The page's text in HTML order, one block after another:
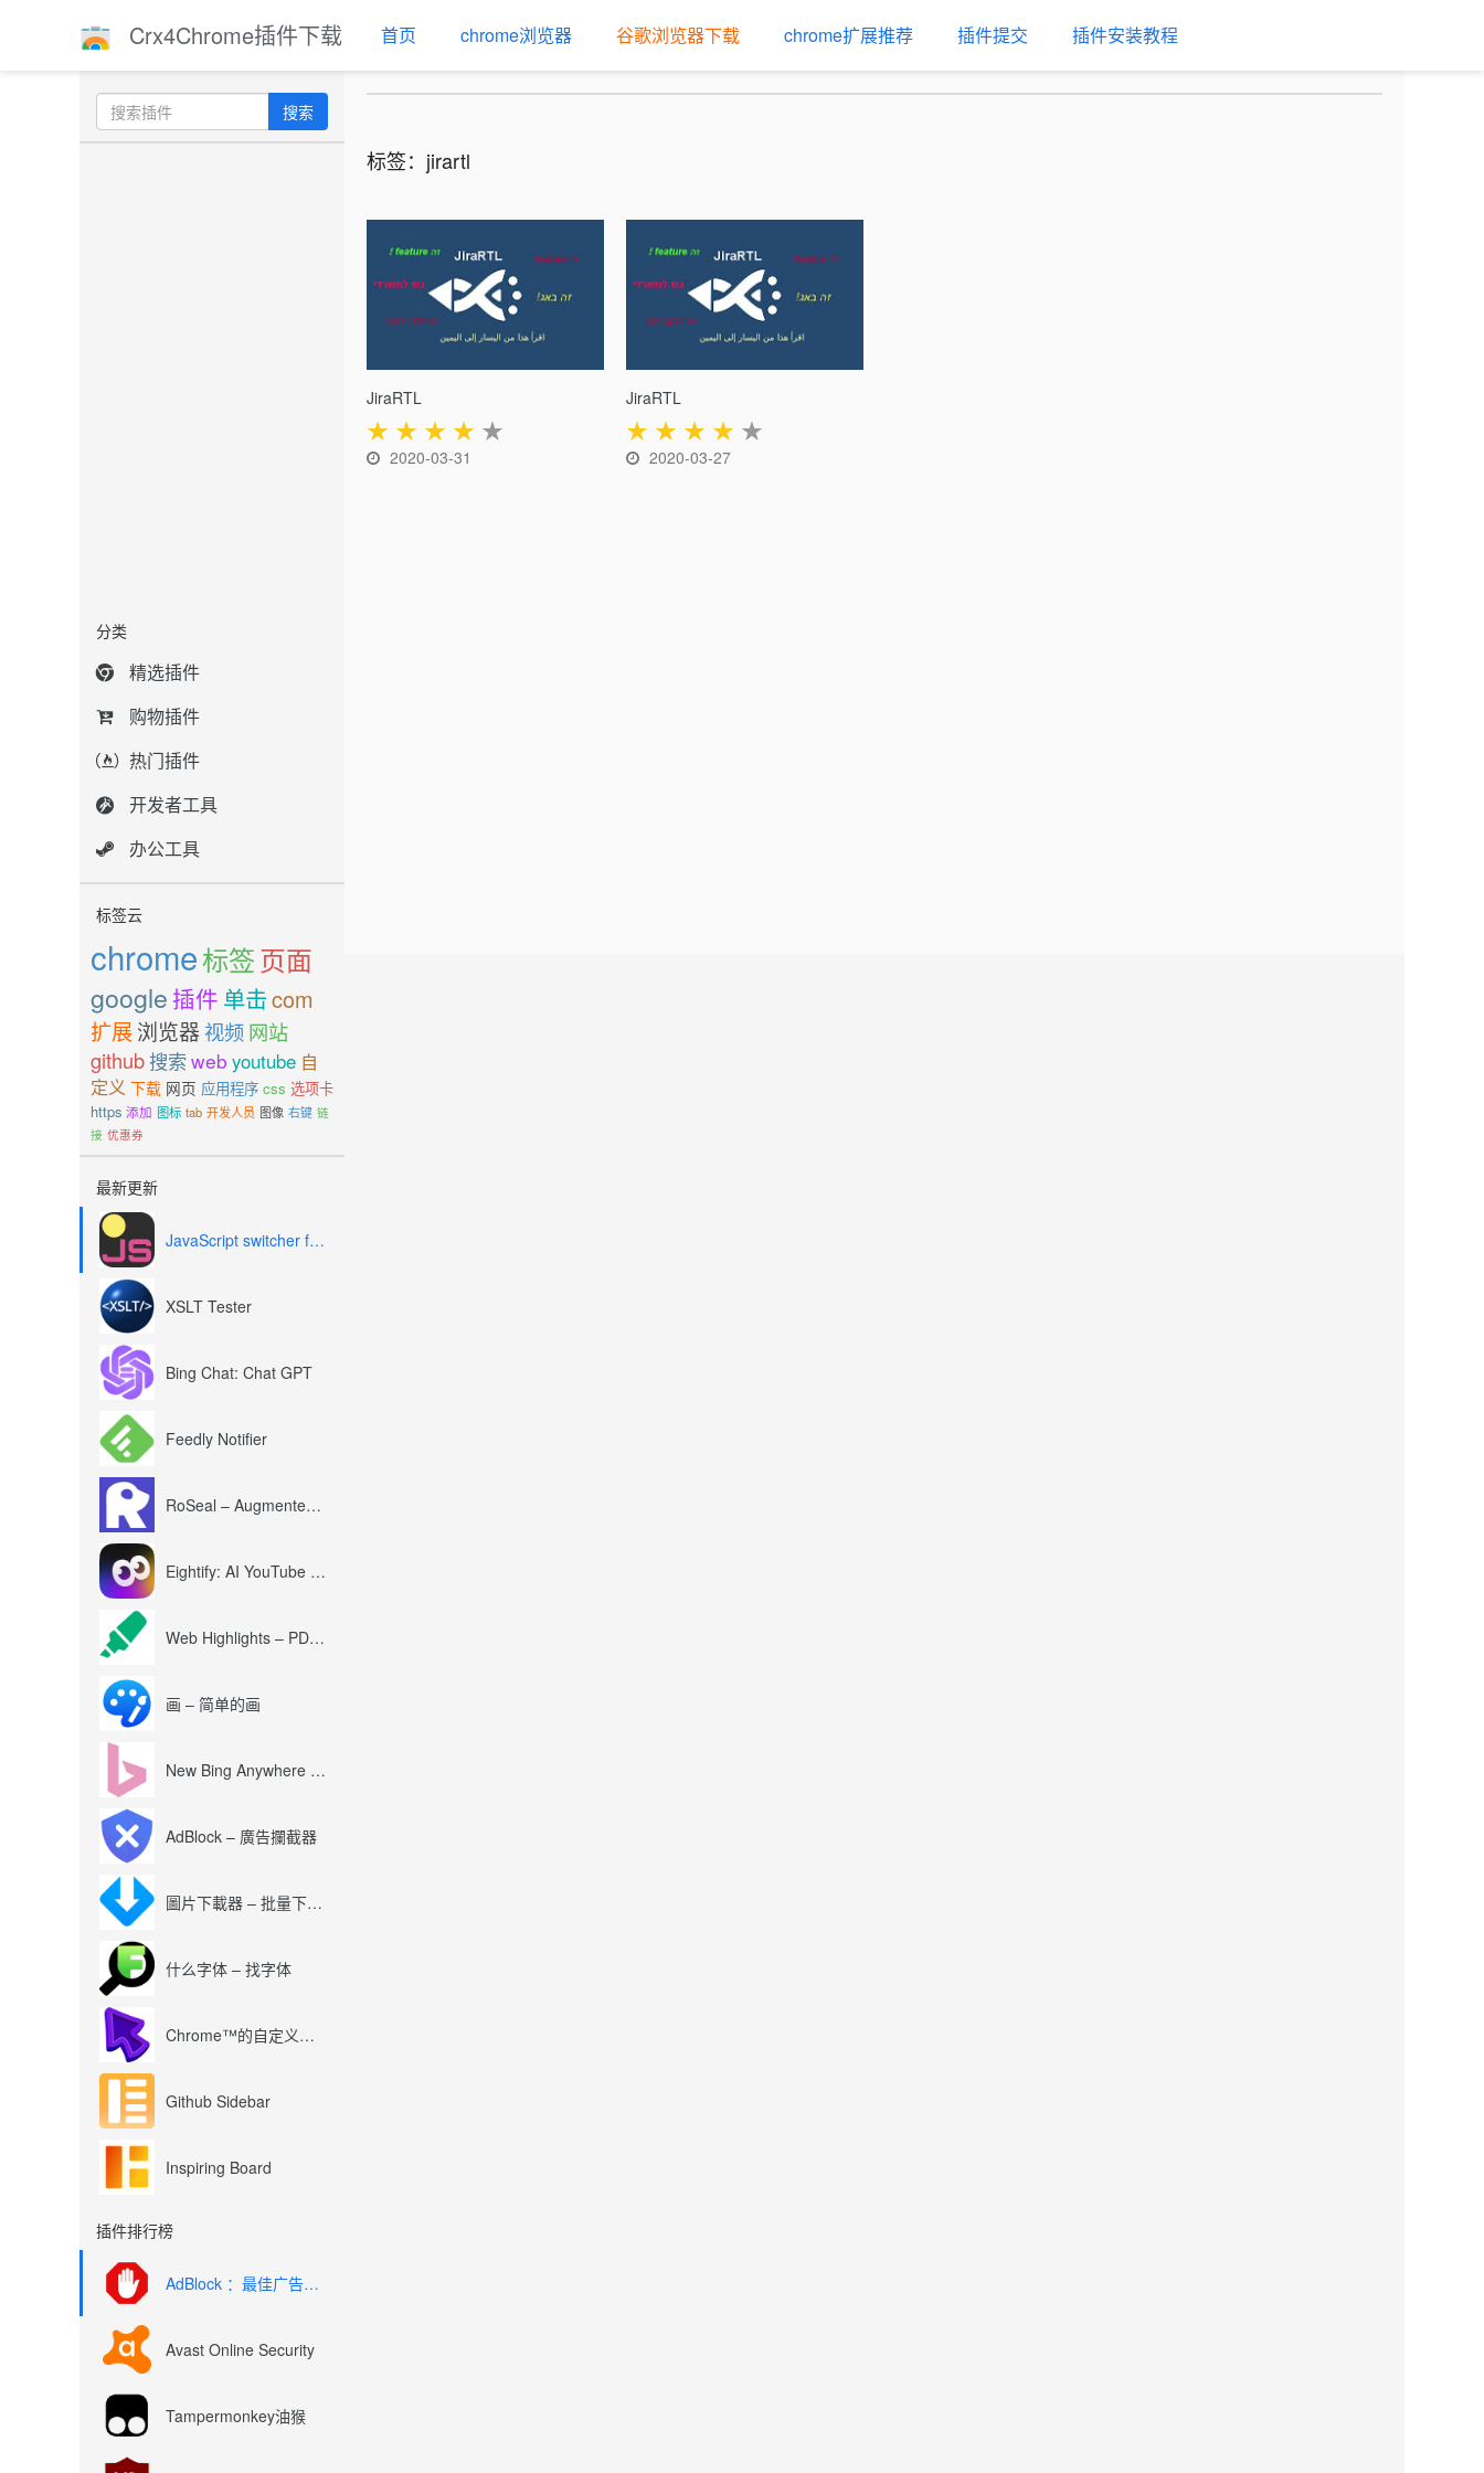
Crx4Chrome插件下载 首页 chrome浏览器 谷歌浏览器下载 chrome扩展推荐 插件提交 插件安装教程
搜索
分类
精选插件
购物插件
热门插件
开发者工具
办公工具
标签云
chrome标签页面
google 插件 单击com
扩展浏览器 视频网站
github搜索web youtube 自
定义 下载 网页 应用程序 css 选项卡
https 添加 图标 tab 开发人员 图像 右键 链
接 优惠券
最新更新
JavaScript switcher for SEO and development
XSLT Tester
Bing Chat: Chat GPT
Feedly Notifier
RoSeal – Augmented Roblox Experience
Eightify: AI YouTube Summary with ChatGPT
Web Highlights – PDF & Web Highlighter
画 – 简单的画
New Bing Anywhere (Bing Chat GPT-4)
AdBlock – 廣告攔截器
圖片下載器 – 批量下載圖片
什么字体 – 找字体
Chrome™的自定义光标
Github Sidebar
Inspiring Board
插件排行榜
AdBlock ：最佳广告拦截工具
Avast Online Security
Tampermonkey油猴
标签：jirartl
JiraRTL
★ ★ ★ ★ ★
2020-03-31
JiraRTL
★ ★ ★ ★ ★
2020-03-27